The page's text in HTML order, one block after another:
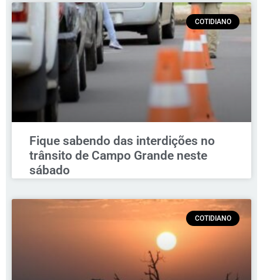
COTIDIANO
Fique sabendo das interdições no
trânsito de Campo Grande neste
sábado
COTIDIANO